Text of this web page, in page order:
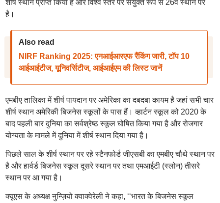
शीर्ष स्थान प्राप्त किया है और विश्व स्तर पर संयुक्त रूप से 26वें स्थान पर
है।
Also read
NIRF Ranking 2025: एनआईआरएफ रैंकिंग जारी, टॉप 10
आईआईटीज, यूनिवर्सिटीज, आईआईएम की लिस्ट जानें
एमबीए तालिका में शीर्ष पायदान पर अमेरिका का दबदबा कायम है जहां सभी चार
शीर्ष स्थान अमेरिकी बिजनेस स्कूलों के पास हैं। व्हार्टन स्कूल को 2020 के
बाद पहली बार दुनिया का सर्वश्रेष्ठ स्कूल घोषित किया गया है और रोजगार
योग्यता के मामले में दुनिया में शीर्ष स्थान दिया गया है।
पिछले साल के शीर्ष स्थान पर रहे स्टैनफोर्ड जीएसबी का एमबीए चौथे स्थान पर
है और हार्वर्ड बिजनेस स्कूल दूसरे स्थान पर तथा एमआईटी (स्लोन) तीसरे
स्थान पर आ गया है।
क्यूएस के अध्यक्ष नुन्ज़ियो क्वाक्वेरेली ने कहा, ‘‘भारत के बिजनेस स्कूल